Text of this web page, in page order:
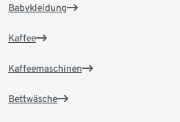
Babykleidung
Kaffee
Kaffeemaschinen
Bettwäsche